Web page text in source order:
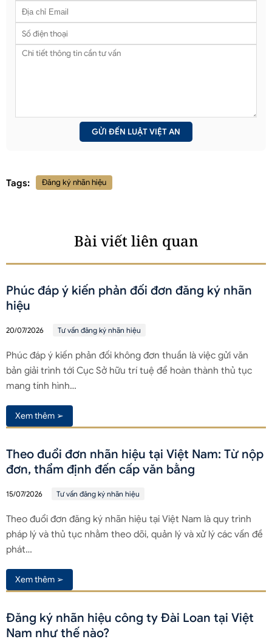
Tags: Đăng ký nhãn hiệu
Bài viết liên quan
Phúc đáp ý kiến phản đối đơn đăng ký nhãn
hiệu
20/07/2026 Tư vấn đăng ký nhãn hiệu
Phúc đáp ý kiến phản đối không đơn thuần là việc gửi văn
bản giải trình tới Cục Sở hữu trí tuệ để hoàn thành thủ tục
mang tính hình…
Xem thêm ➢
Theo đuổi đơn nhãn hiệu tại Việt Nam: Từ nộp
đơn, thẩm định đến cấp văn bằng
15/07/2026 Tư vấn đăng ký nhãn hiệu
Theo đuổi đơn đăng ký nhãn hiệu tại Việt Nam là quy trình
pháp lý và thủ tục nhằm theo dõi, quản lý và xử lý các vấn đề
phát…
Xem thêm ➢
Đăng ký nhãn hiệu công ty Đài Loan tại Việt
Nam như thế nào?